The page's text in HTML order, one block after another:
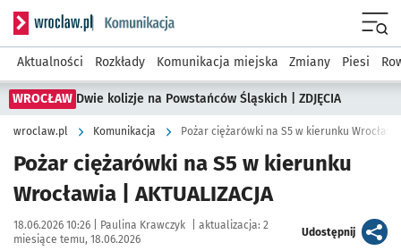
Serwis informacyjny wroclaw.pl podserwis: Komunikacja
Aktualności Rozkłady Komunikacja miejska Zmiany Piesi
WROCŁAW Dwie kolizje na Powstańców Śląskich | ZDJĘCIA
wroclaw.pl Komunikacja Pożar ciężarówki na S5 w kierunku
Pożar ciężarówki na S5 w kierunku
Wrocławia | AKTUALIZACJA
Data publikacji:
18.06.2026 10:26 | Autor:
Paulina Krawczyk aktualizacja: 2
miesiące temu, 18.06.2026
Udostępnijartykuł